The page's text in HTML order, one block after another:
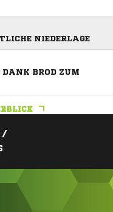
NIEDERLAGE
BROD ZUM
/